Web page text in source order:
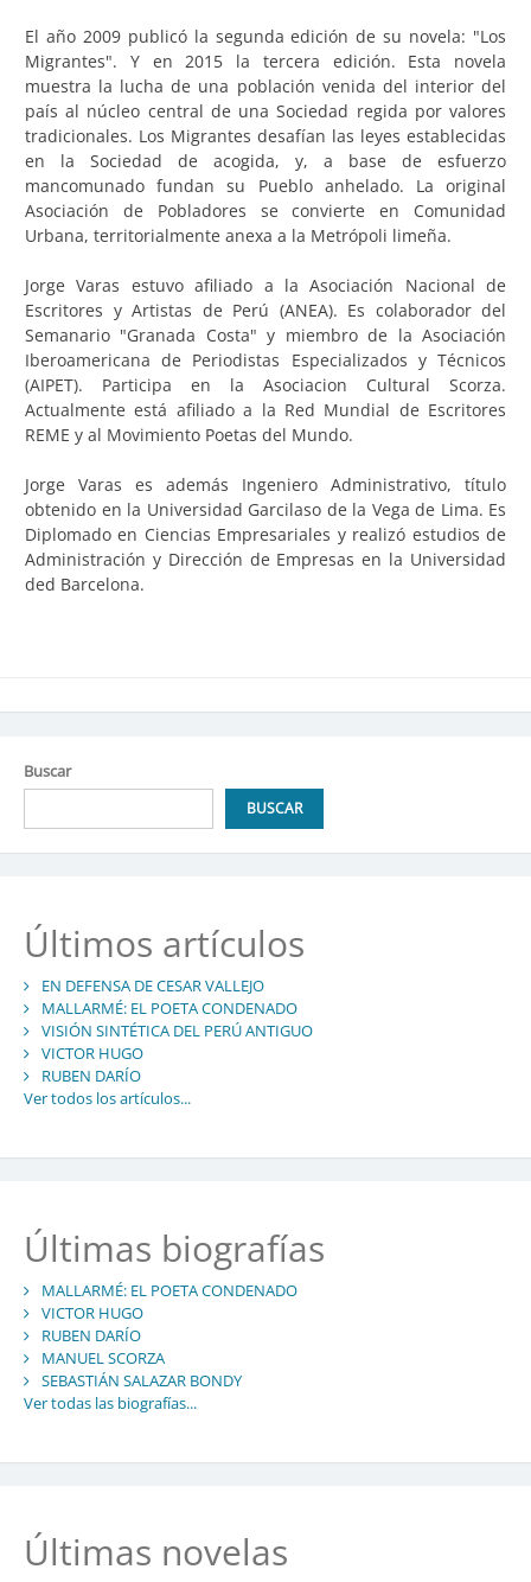
El año 2009 publicó la segunda edición de su novela: "Los
Migrantes". Y en 2015 la tercera edición. Esta novela
muestra la lucha de una población venida del interior del
país al núcleo central de una Sociedad regida por valores
tradicionales. Los Migrantes desafían las leyes establecidas
en la Sociedad de acogida, y, a base de esfuerzo
mancomunado fundan su Pueblo anhelado. La original
Asociación de Pobladores se convierte en Comunidad
Urbana, territorialmente anexa a la Metrópoli limeña.
Jorge Varas estuvo afiliado a la Asociación Nacional de
Escritores y Artistas de Perú (ANEA). Es colaborador del
Semanario "Granada Costa" y miembro de la Asociación
Iberoamericana de Periodistas Especializados y Técnicos
(AIPET). Participa en la Asociacion Cultural Scorza.
Actualmente está afiliado a la Red Mundial de Escritores
REME y al Movimiento Poetas del Mundo.
Jorge Varas es además Ingeniero Administrativo, título
obtenido en la Universidad Garcilaso de la Vega de Lima. Es
Diplomado en Ciencias Empresariales y realizó estudios de
Administración y Dirección de Empresas en la Universidad
ded Barcelona.
Buscar
BUSCAR
Últimos artículos
EN DEFENSA DE CESAR VALLEJO
MALLARMÉ: EL POETA CONDENADO
VISIÓN SINTÉTICA DEL PERÚ ANTIGUO
VICTOR HUGO
RUBEN DARÍO
Ver todos los artículos...
Últimas biografías
MALLARMÉ: EL POETA CONDENADO
VICTOR HUGO
RUBEN DARÍO
MANUEL SCORZA
SEBASTIÁN SALAZAR BONDY
Ver todas las biografías...
Últimas novelas